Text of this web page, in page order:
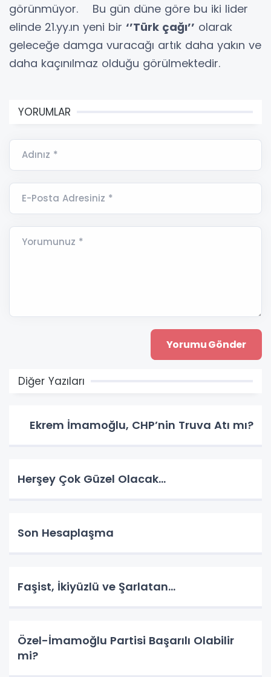
görünmüyor. Bu gün düne göre bu iki lider
elinde 21.yy.ın yeni bir ‘’Türk çağı’’ olarak
geleceğe damga vuracağı artık daha yakın ve
daha kaçınılmaz olduğu görülmektedir.
YORUMLAR
Adınız *
E-Posta Adresiniz *
Yorumunuz *
Diğer Yazıları
Ekrem İmamoğlu, CHP’nin Truva Atı mı?
Herşey Çok Güzel Olacak…
Son Hesaplaşma
Faşist, İkiyüzlü ve Şarlatan…
Özel-İmamoğlu Partisi Başarılı Olabilir
mi?